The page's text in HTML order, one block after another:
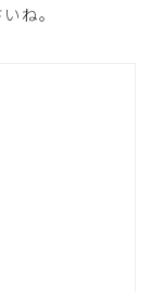
ね。